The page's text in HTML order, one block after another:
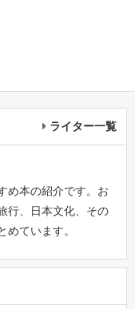
ライター一覧
め本の紹介です。お
行、日本文化、その
めています。